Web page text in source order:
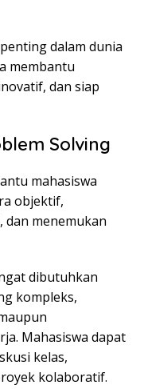
dalam dunia
membantu
dan siap
Solving
mahasiswa
objektif,
dan menemukan
dibutuhkan
kompleks,
Mahasiswa dapat
kelas,
kolaboratif.